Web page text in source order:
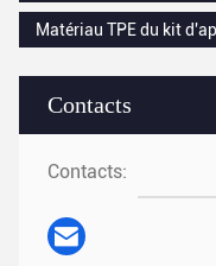
Contacts
Contacts:
Matériau TPE du kit